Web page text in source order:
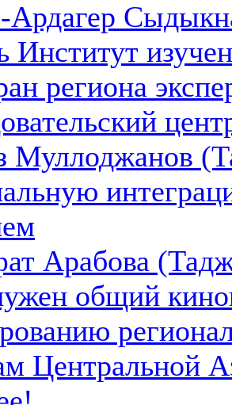
Институт
региона
Муллоджанов
Арабова
общий
Центральной